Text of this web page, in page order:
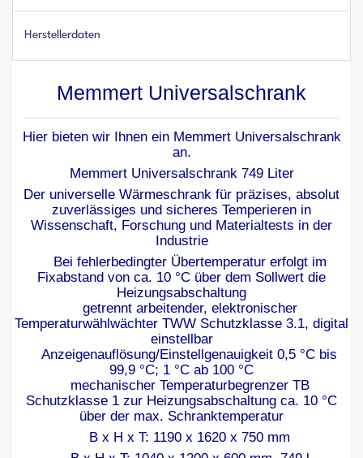
Herstellerdaten
Memmert Universalschrank
Hier bieten wir Ihnen ein Memmert Universalschrank
an.
Memmert Universalschrank 749 Liter
Der universelle Wärmeschrank für präzises, absolut
zuverlässiges und sicheres Temperieren in
Wissenschaft, Forschung und Materialtests in der
Industrie
Bei fehlerbedingter Übertemperatur erfolgt im
Fixabstand von ca. 10 °C über dem Sollwert die
Heizungsabschaltung
getrennt arbeitender, elektronischer
Temperaturwählwächter TWW Schutzklasse 3.1, digital
einstellbar
Anzeigenauflösung/Einstellgenauigkeit 0,5 °C bis
99,9 °C; 1 °C ab 100 °C
mechanischer Temperaturbegrenzer TB
Schutzklasse 1 zur Heizungsabschaltung ca. 10 °C
über der max. Schranktemperatur
B x H x T: 1190 x 1620 x 750 mm